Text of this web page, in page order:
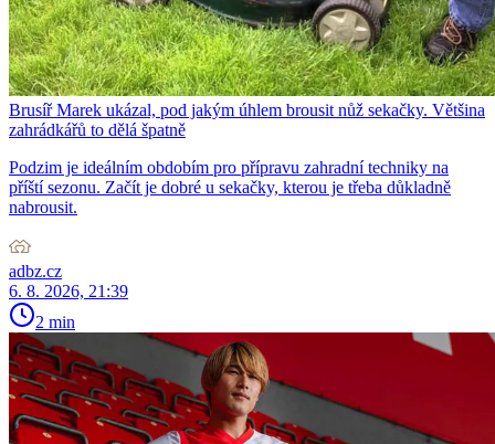
Brusíř Marek ukázal, pod jakým úhlem brousit nůž sekačky. Většina
zahrádkářů to dělá špatně
Podzim je ideálním obdobím pro přípravu zahradní techniky na
příští sezonu. Začít je dobré u sekačky, kterou je třeba důkladně
nabrousit.
adbz.cz
6. 8. 2026, 21:39
2 min